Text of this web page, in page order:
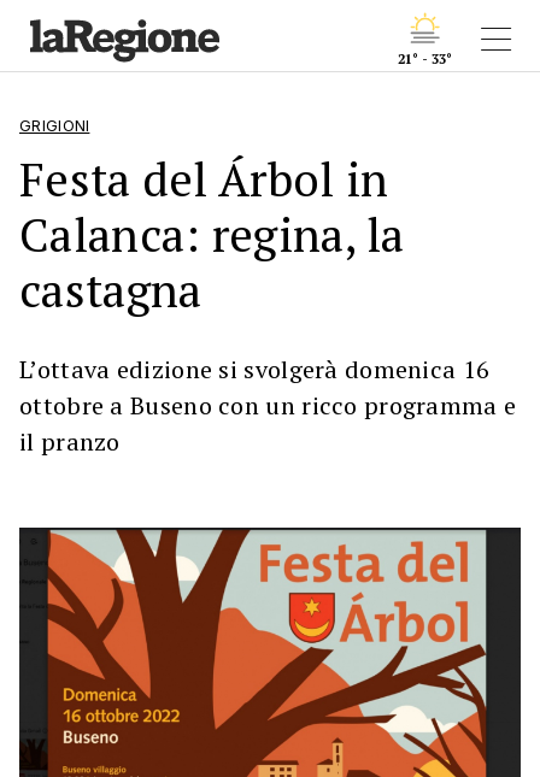
21° - 33°
GRIGIONI
Festa del Árbol in
Calanca: regina, la
castagna
L’ottava edizione si svolgerà domenica 16
ottobre a Buseno con un ricco programma e
il pranzo